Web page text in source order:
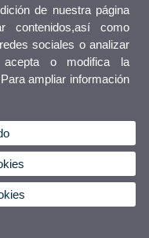
de nuestra página
como
sociales o analizar
acepta o modifica la
ampliar información